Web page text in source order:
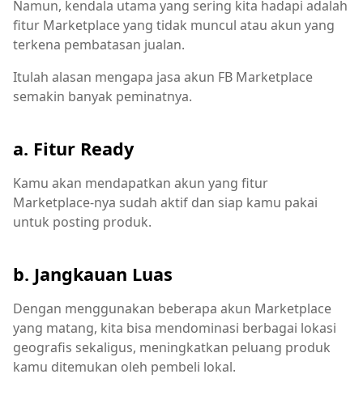
Namun, kendala utama yang sering kita hadapi adalah
fitur Marketplace yang tidak muncul atau akun yang
terkena pembatasan jualan.
Itulah alasan mengapa jasa akun FB Marketplace
semakin banyak peminatnya.
a. Fitur Ready
Kamu akan mendapatkan akun yang fitur
Marketplace-nya sudah aktif dan siap kamu pakai
untuk posting produk.
b. Jangkauan Luas
Dengan menggunakan beberapa akun Marketplace
yang matang, kita bisa mendominasi berbagai lokasi
geografis sekaligus, meningkatkan peluang produk
kamu ditemukan oleh pembeli lokal.